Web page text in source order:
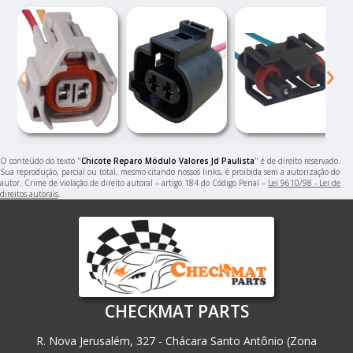
‹ ›
O conteúdo do texto "Chicote Reparo Módulo Valores Jd Paulista" é de direito reservado.
Sua reprodução, parcial ou total, mesmo citando nossos links, é proibida sem a autorização do
autor. Crime de violação de direito autoral – artigo 184 do Código Penal – Lei 9610/98 - Lei de
direitos autorais.
CHECKMAT PARTS
R. Nova Jerusalém, 327 - Chácara Santo Antônio (Zona